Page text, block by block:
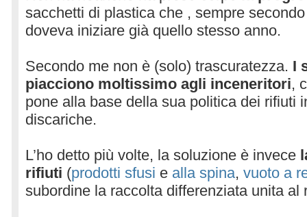
sacchetti di plastica che , sempre
doveva iniziare già quello stesso anno.
Secondo me non è (solo) trascuratezza. I
piacciono moltissimo agli inceneritori,
pone alla base della sua politica dei rifiuti
discariche.
L’ho detto più volte, la soluzione è invece
rifiuti (prodotti sfusi e alla spina, vuoto a
subordine la raccolta differenziata unita al